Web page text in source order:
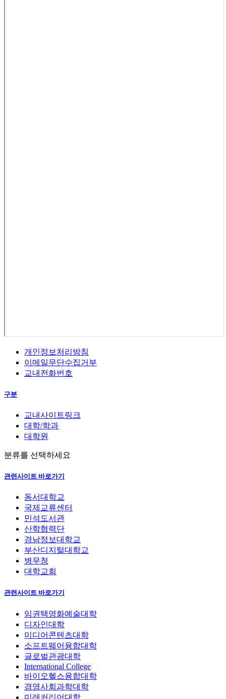
개인정보처리방침
이메일무단수집거부
교내전화번호
구분
교내사이트링크
대학/학과
대학원
분류를 선택하세요
관련사이트 바로가기
동서대학교
국제교류센터
민석도서관
산학협력단
경남정보대학교
부산디지털대학교
병무청
대학교회
관련사이트 바로가기
임권택영화예술대학
디자인대학
미디어콘텐츠대학
소프트웨어융합대학
글로벌관광대학
International College
바이오헬스융합대학
경영사회과학대학
미래커리어대학